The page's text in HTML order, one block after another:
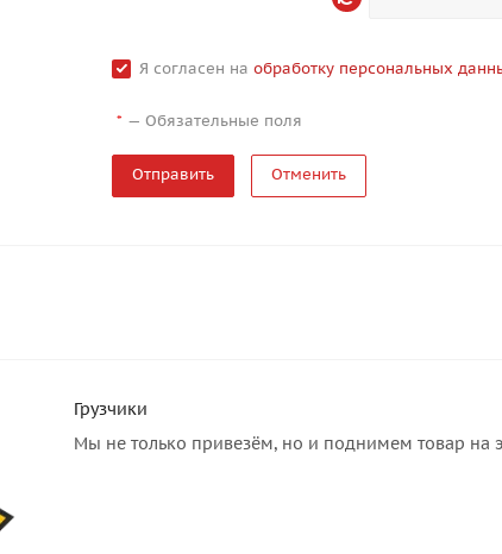
Я согласен на обработку персональных
* — Обязательные поля
Отменить
Грузчики
Мы не только привезём, но и поднимем товар на